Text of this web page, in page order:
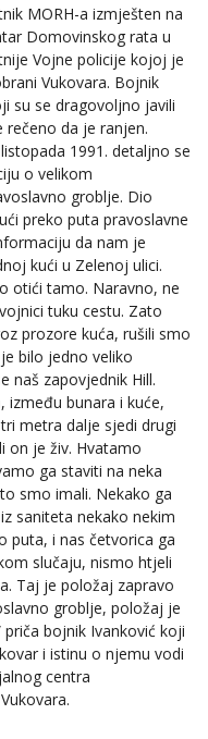
MORH-a izmješten na
Domovinskog rata u
Vojne policije kojoj je
Vukovara. Bojnik
su se dragovoljno javili
rečeno da je ranjen.
1991. detaljno se
o velikom
groblje. Dio
preko puta pravoslavne
da nam je
kući u Zelenoj ulici.
otići tamo. Naravno, ne
tuku cestu. Zato
prozore kuća, rušili smo
bilo jedno veliko
naš zapovjednik Hill.
između bunara i kuće,
metra dalje sjedi drugi
on je živ. Hvatamo
ga staviti na neka
smo imali. Nekako ga
saniteta nekako nekim
puta, i nas četvorica ga
slučaju, nismo htjeli
Taj je položaj zapravo
groblje, položaj je
bojnik Ivanković koji
i istinu o njemu vodi
centra